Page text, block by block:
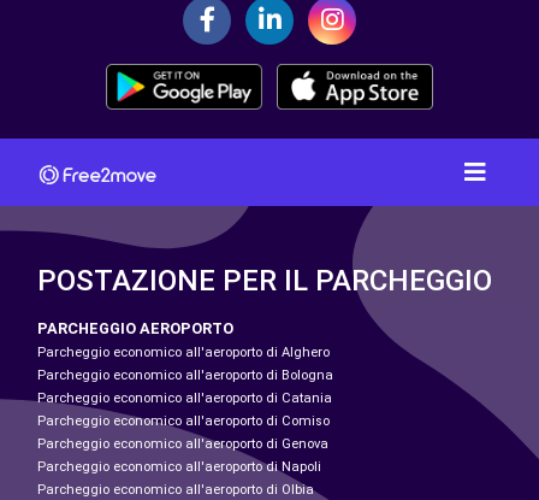
POSTAZIONE PER IL PARCHEGGIO
PARCHEGGIO AEROPORTO
Parcheggio economico all'aeroporto di Alghero
Parcheggio economico all'aeroporto di Bologna
Parcheggio economico all'aeroporto di Catania
Parcheggio economico all'aeroporto di Comiso
Parcheggio economico all'aeroporto di Genova
Parcheggio economico all'aeroporto di Napoli
Parcheggio economico all'aeroporto di Olbia